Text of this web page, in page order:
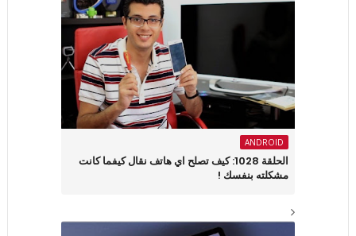
ANDROID
الحلقة 1028: كيف تصلح اي هاتف نقال كيفما كانت
مشكلته بنفسك !